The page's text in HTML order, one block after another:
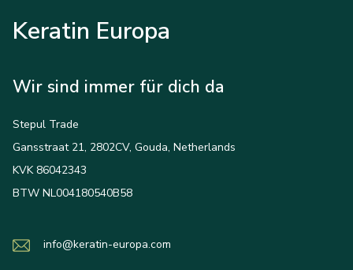
Keratin Europa
Wir sind immer für dich da
Stepul Trade
Gansstraat 21, 2802CV, Gouda, Netherlands
KVK 86042343
BTW NL004180540B58
info@keratin-europa.com